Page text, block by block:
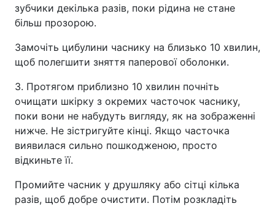
зубчики декілька разів, поки рідина не стане
більш прозорою.
Замочіть цибулини часнику на близько 10 хвилин,
щоб полегшити зняття паперової оболонки.
3. Протягом приблизно 10 хвилин почніть
очищати шкірку з окремих часточок часнику,
поки вони не набудуть вигляду, як на зображенні
нижче. Не зістригуйте кінці. Якщо часточка
виявилася сильно пошкодженою, просто
відкиньте її.
Промийте часник у друшляку або сітці кілька
разів, щоб добре очистити. Потім розкладіть